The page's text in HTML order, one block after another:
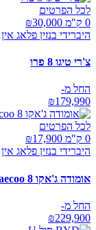
לכל הפרטים
0 ק"מ ₪
30,000
היברידי בנזין פלאג אין
צ'רי טיגו 8 פרו
החל מ-
₪179,990
לכל הפרטים
0 ק"מ ₪
17,900
היברידי בנזין פלאג אין
אומודה ג'אקו Jaecoo 8
החל מ-
₪229,900